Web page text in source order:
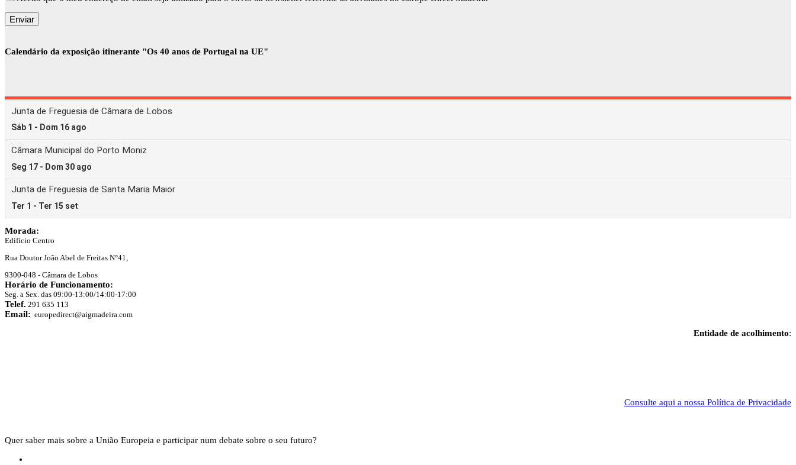
Calendário da exposição itinerante "Os 40 anos de Portugal na UE"
Morada:
Edifício Centro
Rua Doutor João Abel de Freitas N°41,
9300-048 - Câmara de Lobos
Horário de Funcionamento:
Seg. a Sex. das 09:00-13:00/14:00-17:00
Telef. 291 635 113
Email: europedirect@aigmadeira.com
Entidade de acolhimento:
Consulte aqui a nossa Política de Privacidade
Quer saber mais sobre a União Europeia e participar num debate sobre o seu futuro?